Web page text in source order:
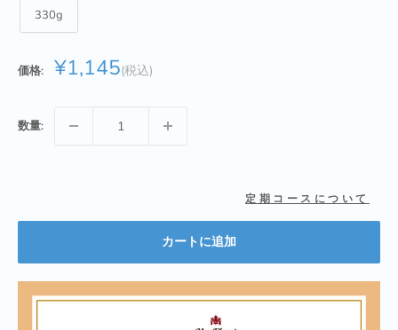
330g
価格: 販
格
¥1,145
数量:
定期コースについて
カートに追加